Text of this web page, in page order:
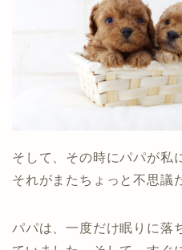
そして、その時にパパが私
それがまたちょっと不思議
パパは、一度だけ眠りに落